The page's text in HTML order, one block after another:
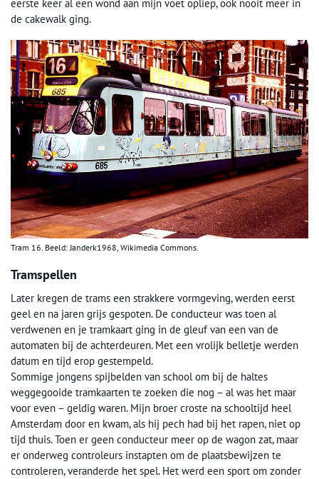
eerste keer al een wond aan mijn voet opliep, ook nooit meer in
de cakewalk ging.
Tram 16. Beeld: Janderk1968, Wikimedia Commons.
Tramspellen
Later kregen de trams een strakkere vormgeving, werden eerst
geel en na jaren grijs gespoten. De conducteur was toen al
verdwenen en je tramkaart ging in de gleuf van een van de
automaten bij de achterdeuren. Met een vrolijk belletje werden
datum en tijd erop gestempeld.
Sommige jongens spijbelden van school om bij de haltes
weggegooide tramkaarten te zoeken die nog – al was het maar
voor even – geldig waren. Mijn broer croste na schooltijd heel
Amsterdam door en kwam, als hij pech had bij het rapen, niet op
tijd thuis. Toen er geen conducteur meer op de wagon zat, maar
er onderweg controleurs instapten om de plaatsbewijzen te
controleren, veranderde het spel. Het werd een sport om zonder